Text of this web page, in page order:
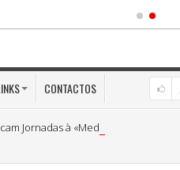
CONTACTOS
Jornadas à «Medicina Preventiva»